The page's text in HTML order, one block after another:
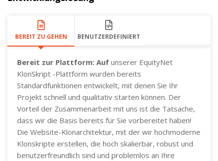
BEREIT ZU GEHEN BENUTZERDEFINIERT
Bereit zur Plattform: Auf unserer EquityNet
KlonSkript -Plattform wurden bereits
Standardfunktionen entwickelt, mit denen Sie Ihr
Projekt schnell und qualitativ starten können. Der
Vorteil der Zusammenarbeit mit uns ist die Tatsache,
dass wir die Basis bereits für Sie vorbereitet haben!
Die Website-Klonarchitektur, mit der wir hochmoderne
Klonskripte erstellen, die hoch skalierbar, robust und
benutzerfreundlich sind und problemlos an Ihre